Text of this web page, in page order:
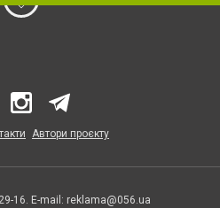
Автори проєкту
16. E-mail: reklama@056.ua